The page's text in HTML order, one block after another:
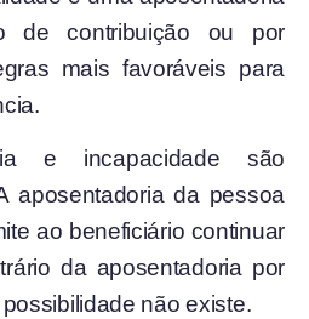
de contribuição ou por
mais favoráveis para
e incapacidade são
aposentadoria da pessoa
ao beneficiário continuar
da aposentadoria por
não existe.